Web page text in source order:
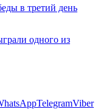
в третий день
одного из
TelegramViber